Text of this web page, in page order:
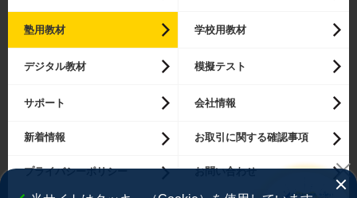
塾用教材 学校用教材
デジタル教材 模擬テスト
サポート 会社情報
新着情報 お取引に関する確認事項
プライバシーポリシー お問い合わせ